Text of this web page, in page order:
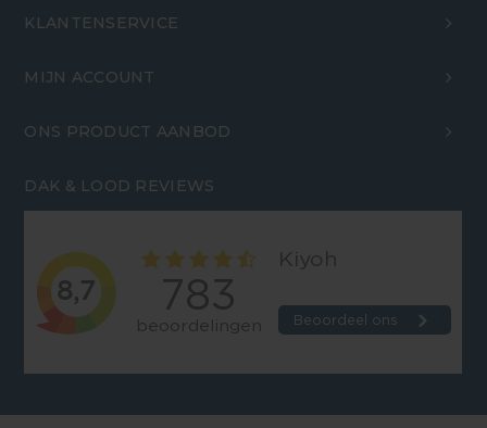
KLANTENSERVICE
MIJN ACCOUNT
ONS PRODUCT AANBOD
DAK & LOOD REVIEWS